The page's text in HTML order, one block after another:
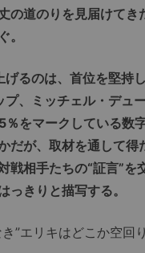
の道のりを見届けてき
。
げるのは、首位を堅持
プ、ミッチェル・デュ
をマークしている数
だが、取材を通して得
戦相手たちの“証言”を
っきりと描写する。
”エリキはどこか空回